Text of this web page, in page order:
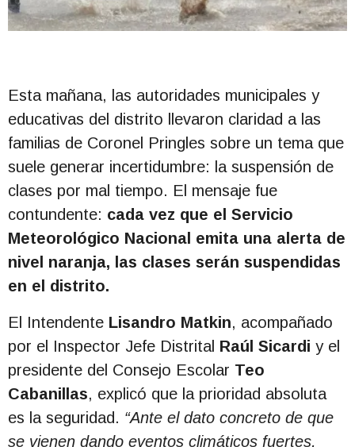
Esta mañana, las autoridades municipales y
educativas del distrito llevaron claridad a las
familias de Coronel Pringles sobre un tema que
suele generar incertidumbre: la suspensión de
clases por mal tiempo. El mensaje fue
contundente: cada vez que el Servicio
Meteorológico Nacional emita una alerta de
nivel naranja, las clases serán suspendidas
en el distrito.
El Intendente Lisandro Matkin, acompañado
por el Inspector Jefe Distrital Raúl Sicardi y el
presidente del Consejo Escolar Teo
Cabanillas, explicó que la prioridad absoluta
es la seguridad. “Ante el dato concreto de que
se vienen dando eventos climáticos fuertes,